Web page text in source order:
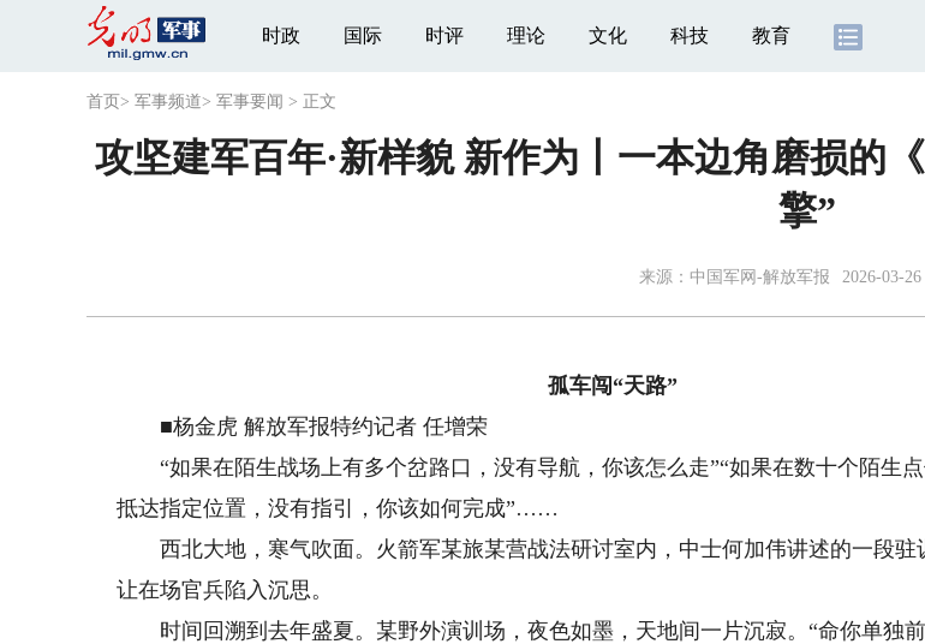
时政 国际 时评 理论 文化 科技 教育
首页 > 军事频道> 军事要闻 > 正文
攻坚建军百年·新样貌 新作为丨一本边角磨损的
擎”
来源： 中国军网-解放军报 2026-03-26
孤车闯“天路”
■杨金虎 解放军报特约记者 任增荣
“如果在陌生战场上有多个岔路口，没有导航，你该怎么走”“如果在数十个陌生
抵达指定位置，没有指引，你该如何完成”……
西北大地，寒气吹面。火箭军某旅某营战法研讨室内，中士何加伟讲述的一段驻
让在场官兵陷入沉思。
时间回溯到去年盛夏。某野外演训场，夜色如墨，天地间一片沉寂。“命你单独